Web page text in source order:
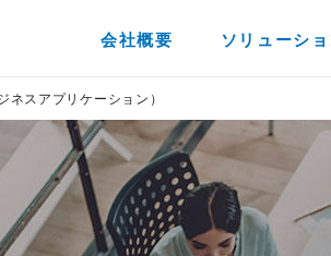
会社概要 ソリューショ
ネスアプリケーション）